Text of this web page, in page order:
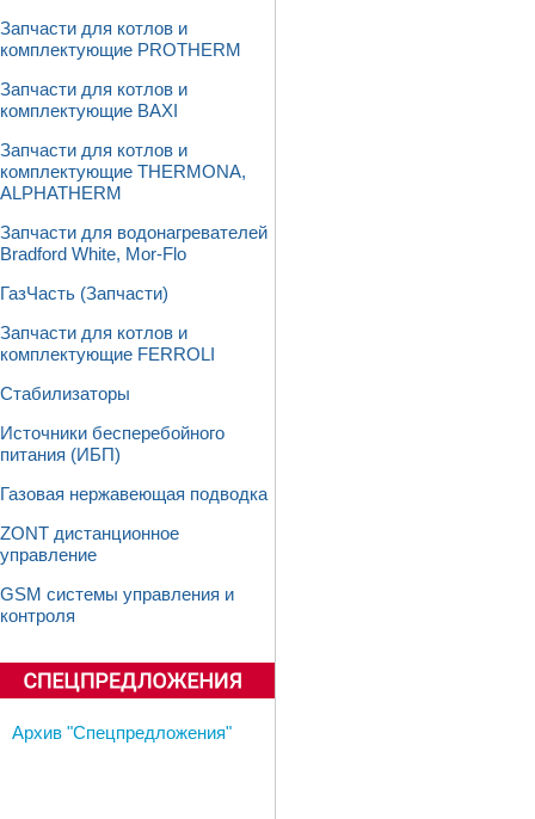
Запчасти для котлов и
комплектующие PROTHERM
Запчасти для котлов и
комплектующие BAXI
Запчасти для котлов и
комплектующие THERMONA,
ALPHATHERM
Запчасти для водонагревателей
Bradford White, Mor-Flo
ГазЧасть (Запчасти)
Запчасти для котлов и
комплектующие FERROLI
Стабилизаторы
Источники бесперебойного
питания (ИБП)
Газовая нержавеющая подводка
ZONT дистанционное
управление
GSM системы управления и
контроля
Архив "Спецпредложения"